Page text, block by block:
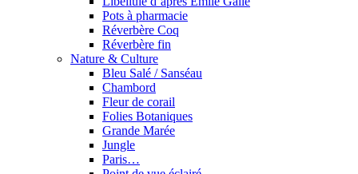
Pots à pharmacie
Réverbère Coq
Réverbère fin
Nature & Culture
Bleu Salé / Sanséau
Chambord
Fleur de corail
Folies Botaniques
Grande Marée
Jungle
Paris…